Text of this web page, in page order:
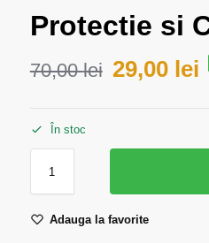
Protectie si
70,00lei 29,00 lei
În stoc
Adauga la favorite